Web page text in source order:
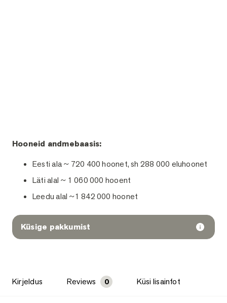
Hooneid andmebaasis:
Eesti ala ~ 720 400 hoonet, sh 288 000 eluhoonet
Läti alal ~ 1 060 000 hooent
Leedu alal ~1 842 000 hoonet
Küsige pakkumist
Kirjeldus Reviews 0 Küsi lisainfot